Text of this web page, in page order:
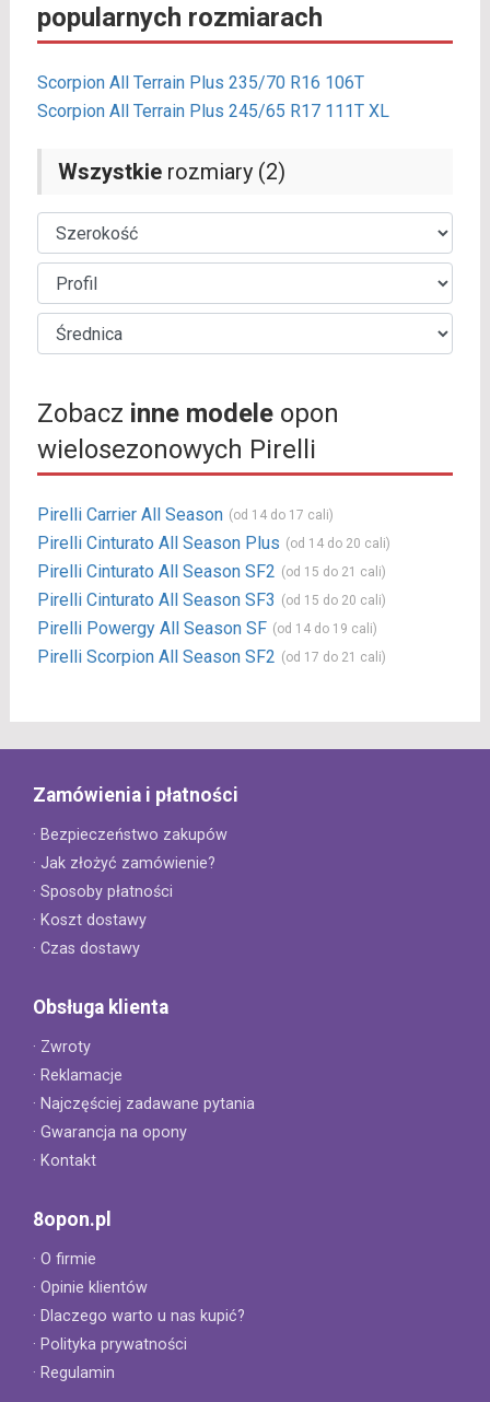
popularnych rozmiarach
Scorpion All Terrain Plus 235/70 R16 106T
Scorpion All Terrain Plus 245/65 R17 111T XL
Wszystkierozmiary (2)
Zobacz inne modeleopon
wielosezonowych Pirelli
Pirelli Carrier All Season (od 14 do 17 cali)
Pirelli Cinturato All Season Plus (od 14 do 20 cali)
Pirelli Cinturato All Season SF2 (od 15 do 21 cali)
Pirelli Cinturato All Season SF3 (od 15 do 20 cali)
Pirelli Powergy All Season SF (od 14 do 19 cali)
Pirelli Scorpion All Season SF2 (od 17 do 21 cali)
Zamówienia i płatności
· Bezpieczeństwo zakupów
· Jak złożyć zamówienie?
· Sposoby płatności
· Koszt dostawy
· Czas dostawy
Obsługa klienta
· Zwroty
· Reklamacje
· Najczęściej zadawane pytania
· Gwarancja na opony
· Kontakt
8opon.pl
· O firmie
· Opinie klientów
· Dlaczego warto u nas kupić?
· Polityka prywatności
· Regulamin